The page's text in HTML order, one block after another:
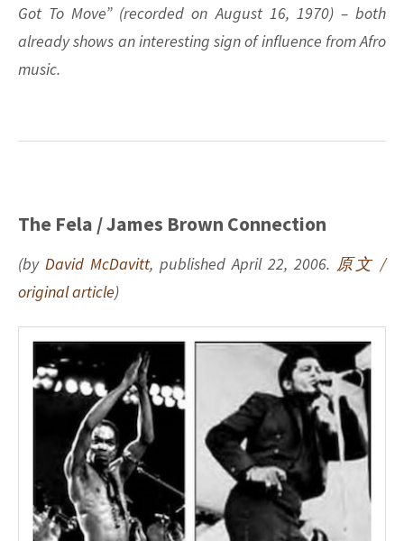
Got To Move” (recorded on August 16, 1970) – both
already shows an interesting sign of influence from Afro
music.
The Fela / James Brown Connection
(by David McDavitt, published April 22, 2006. 原文 /
original article)